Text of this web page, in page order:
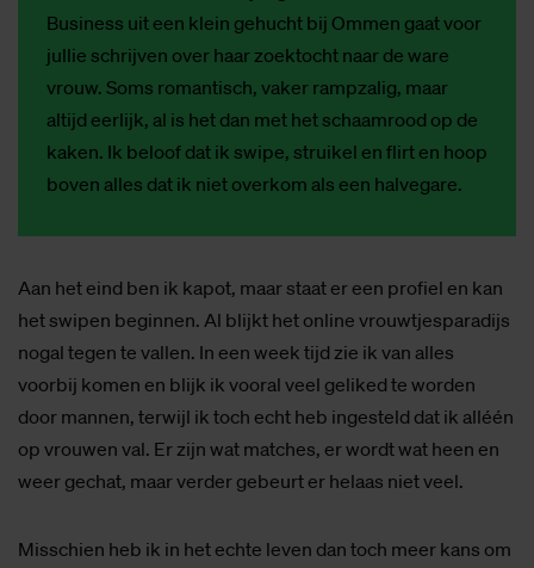
Business uit een klein gehucht bij Ommen gaat voor
jullie schrijven over haar zoektocht naar de ware
vrouw. Soms romantisch, vaker rampzalig, maar
altijd eerlijk, al is het dan met het schaamrood op de
kaken. Ik beloof dat ik swipe, struikel en flirt en hoop
boven alles dat ik niet overkom als een halvegare.
Aan het eind ben ik kapot, maar staat er een profiel en kan
het swipen beginnen. Al blijkt het online vrouwtjesparadijs
nogal tegen te vallen. In een week tijd zie ik van alles
voorbij komen en blijk ik vooral veel geliked te worden
door mannen, terwijl ik toch echt heb ingesteld dat ik alléén
op vrouwen val. Er zijn wat matches, er wordt wat heen en
weer gechat, maar verder gebeurt er helaas niet veel.
Misschien heb ik in het echte leven dan toch meer kans om